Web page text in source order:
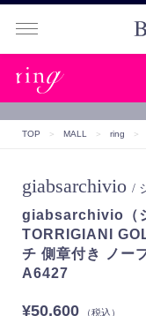
TOP ＞ MALL ＞ ring ＞
giabsarchivio /
giabsarchivio（
TORRIGIANI
チ 側章付き ノー
A6427
¥50,600（税込）